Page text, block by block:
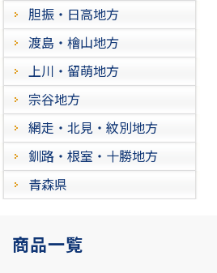
胆振・日高地方
渡島・檜山地方
上川・留萌地方
宗谷地方
網走・北見・紋別地方
釧路・根室・十勝地方
青森県
商品一覧